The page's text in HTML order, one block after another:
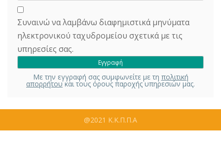
Συναινώ να λαμβάνω διαφημιστικά μηνύματα
ηλεκτρονικού ταχυδρομείου σχετικά με τις
υπηρεσίες σας.
Με την εγγραφή σας συμφωνείτε με τη πολιτική
απορρήτουκαι τους όρους παροχής υπηρεσιών μας.
@2021 Κ.Κ.Π.Π.Α